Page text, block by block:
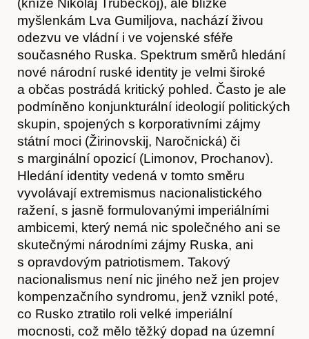
Časopis
myšlenkám Lva Gumiljova, nachází živou
odezvu ve vládní i ve vojenské sféře
současného Ruska. Spektrum směrů hledání
nové národní ruské identity je velmi široké
a občas postrádá kritický pohled. Často je ale
podmíněno konjunkturální ideologií politických
skupin, spojených s korporativními zájmy
státní moci (Žirinovskij, Naročnická) či
s marginální opozicí (Limonov, Prochanov).
Hledání identity vedená v tomto směru
vyvolávají extremismus nacionalistického
ražení, s jasně formulovanými imperiálními
ambicemi, který nemá nic společného ani se
skutečnými národními zájmy Ruska, ani
s opravdovým patriotismem. Takový
nacionalismus není nic jiného než jen projev
kompenzačního syndromu, jenž vznikl poté,
co Rusko ztratilo roli velké imperiální
mocnosti, což mělo těžký dopad na územní